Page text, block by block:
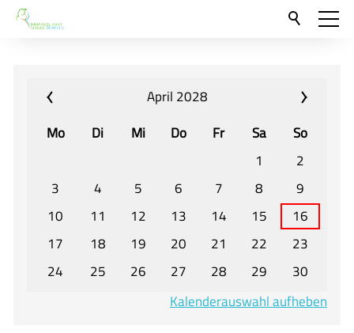
Neu hier?
Für Eltern und Schüler
Veranstaltungen und Termine
Unser Unterricht - Fachcurricula
Unsere Konzepte
Downloads
Unter-, Mittel und Oberstufe
April 2028
Mo
Di Mi Do Fr Sa
So
1
2
3
4 5 6 7 8
9
10
11 12 13 14 15
16
17
18 19 20 21 22
23
24
25 26 27 28 29
30
Kalenderauswahl aufheben